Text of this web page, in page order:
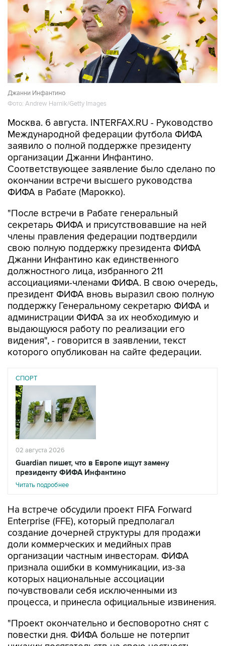
Джанни Инфантино
Фото: Andrew Harnik/Getty Images
Москва. 6 августа. INTERFAX.RU - Руководство
Международной федерации футбола ФИФА
заявило о полной поддержке президенту
организации Джанни Инфантино.
Соответствующее заявление было сделано по
окончании встречи высшего руководства
ФИФА в Рабате (Марокко).
"После встречи в Рабате генеральный
секретарь ФИФА и присутствовавшие на ней
члены правления федерации подтвердили
свою полную поддержку президента ФИФА
Джанни Инфантино как единственного
должностного лица, избранного 211
ассоциациями-членами ФИФА. В свою очередь,
президент ФИФА вновь выразил свою полную
поддержку Генеральному секретарю ФИФА и
администрации ФИФА за их необходимую и
выдающуюся работу по реализации его
видения", - говорится в заявлении, текст
которого опубликован на сайте федерации.
СПОРТ
02 августа 2026
Guardian пишет, что в Европе ищут замену
президенту ФИФА Инфантино
Читать подробнее
На встрече обсудили проект FIFA Forward
Enterprise (FFE), который предполагал
создание дочерней структуры для продажи
доли коммерческих и медийных прав
организации частным инвесторам. ФИФА
признала ошибки в коммуникации, из-за
которых национальные ассоциации
почувствовали себя исключенными из
процесса, и принесла официальные извинения.
"Проект окончательно и бесповоротно снят с
повестки дня. ФИФА больше не потерпит